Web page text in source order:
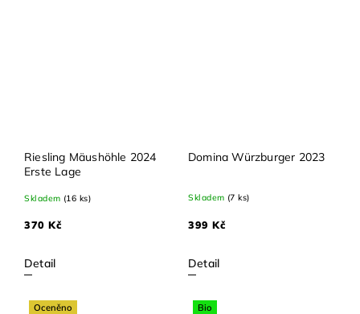
Riesling Mäushöhle 2024
Erste Lage
Skladem (16 ks)
370 Kč
Detail
Domina Würzburger 2023
Skladem (7 ks)
399 Kč
Detail
Oceněno Bio